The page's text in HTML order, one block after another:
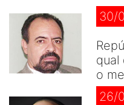
30/
qual
o
26/